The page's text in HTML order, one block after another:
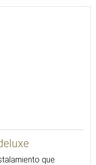
que